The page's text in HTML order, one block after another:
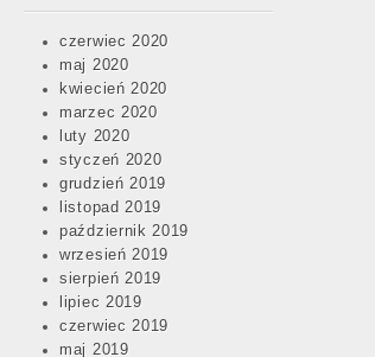
czerwiec 2020
maj 2020
kwiecień 2020
marzec 2020
luty 2020
styczeń 2020
grudzień 2019
listopad 2019
październik 2019
wrzesień 2019
sierpień 2019
lipiec 2019
czerwiec 2019
maj 2019